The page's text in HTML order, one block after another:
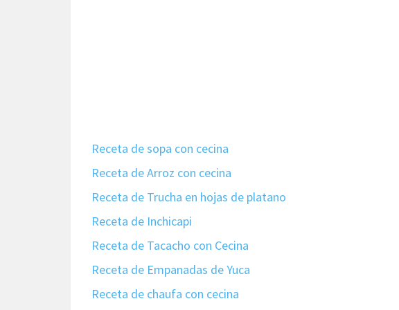
Receta de sopa con cecina
Receta de Arroz con cecina
Receta de Trucha en hojas de platano
Receta de Inchicapi
Receta de Tacacho con Cecina
Receta de Empanadas de Yuca
Receta de chaufa con cecina